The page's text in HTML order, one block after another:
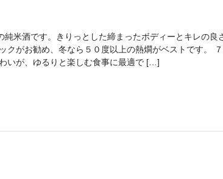
純米酒です。きりっとした締まったボディーとキレの良
クがお勧め、冬なら５０度以上の熱燗がベストです。
いが、ゆるりと楽しむ食事に最適で […]